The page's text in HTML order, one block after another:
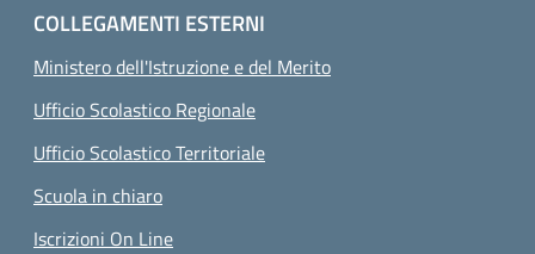
COLLEGAMENTI ESTERNI
Ministero dell'Istruzione e del Merito
Ufficio Scolastico Regionale
Ufficio Scolastico Territoriale
Scuola in chiaro
Iscrizioni On Line